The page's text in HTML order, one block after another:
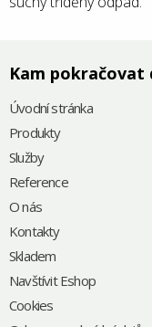
Kam pokračovat
Úvodní stránka
Produkty
Služby
Reference
O nás
Kontakty
Skladem
Navštívit Eshop
Cookies